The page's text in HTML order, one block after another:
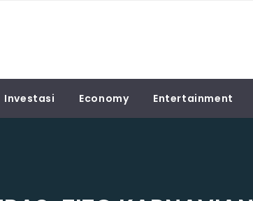
Investasi Economy Entertainment